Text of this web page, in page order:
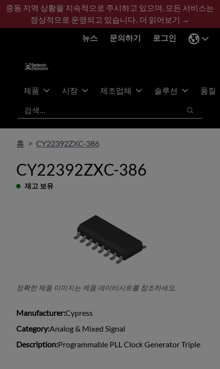
기
콘
바
글
중동 지역 상황을 지속적으로 주시하고 있으며, 모든 서비스는
정상적으로 운영되고 있습니다. 더 읽어보기 →
뉴스
문의하기 로그인
제품 시장 제조업체 솔루션
품질
검색
검색
홈 CY22392ZXC-386
CY22392ZXC-386
재고 보유
정확한 제품 이미지는 제품 데이터시트를 참조하세요.
Manufacturer:Cypress
Category:Analog & Mixed Signal
Description:Programmable PLL Clock Generator Triple